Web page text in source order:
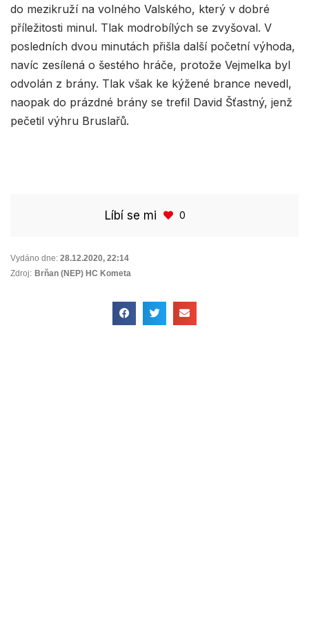
do mezikruží na volného Valského, který v dobré
příležitosti minul. Tlak modrobílých se zvyšoval. V
posledních dvou minutách přišla další početní výhoda,
navíc zesílená o šestého hráče, protože Vejmelka byl
odvolán z brány. Tlak však ke kýžené brance nevedl,
naopak do prázdné brány se trefil David Šťastný, jenž
pečetil výhru Bruslařů.
Líbí se mi 0
Vydáno dne: 28.12.2020, 22:14
Zdroj: Brňan (NEP) HC Kometa